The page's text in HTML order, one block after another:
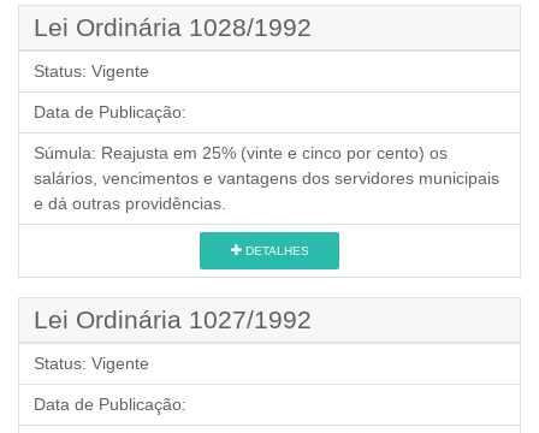
Lei Ordinária 1028/1992
Status: Vigente
Data de Publicação:
Súmula: Reajusta em 25% (vinte e cinco por cento) os
salários, vencimentos e vantagens dos servidores municipais
e dá outras providências.
DETALHES
Lei Ordinária 1027/1992
Status: Vigente
Data de Publicação: